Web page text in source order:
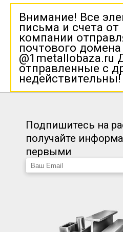
Внимание! Все
письма и счета
компании
почтового домена
@1metallobaza.ru
отправленные с
недействительны!
Подпишитесь на
получайте
первыми